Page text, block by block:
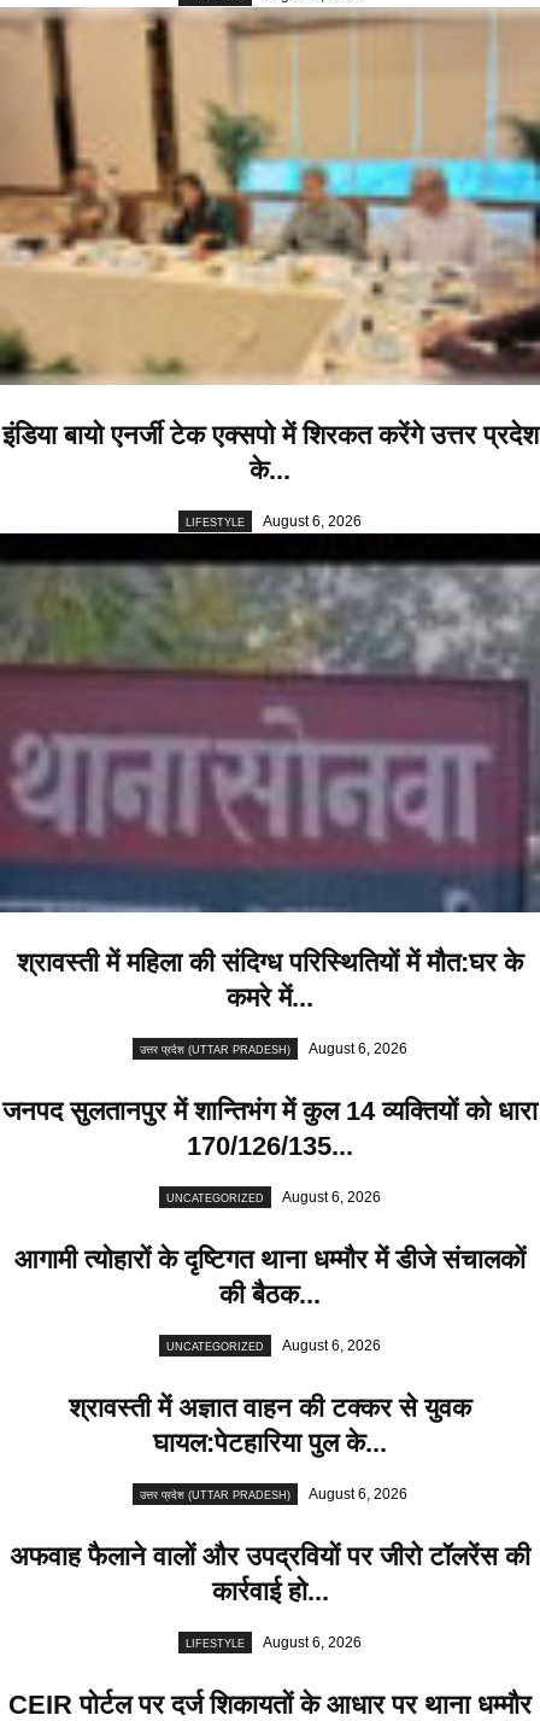
इंडिया बायो एनर्जी टेक एक्सपो में शिरकत करेंगे उत्तर प्रदेश
के...
LIFESTYLE August 6, 2026
श्रावस्ती में महिला की संदिग्ध परिस्थितियों में मौत:घर के
कमरे में...
उत्तर प्रदेश (UTTAR PRADESH) August 6, 2026
जनपद सुलतानपुर में शान्तिभंग में कुल 14 व्यक्तियों को धारा
170/126/135...
UNCATEGORIZED August 6, 2026
आगामी त्योहारों के दृष्टिगत थाना धम्मौर में डीजे संचालकों
की बैठक...
UNCATEGORIZED August 6, 2026
श्रावस्ती में अज्ञात वाहन की टक्कर से युवक
घायल:पेटहारिया पुल के...
उत्तर प्रदेश (UTTAR PRADESH) August 6, 2026
अफवाह फैलाने वालों और उपद्रवियों पर जीरो टॉलरेंस की
कार्रवाई हो...
LIFESTYLE August 6, 2026
CEIR पोर्टल पर दर्ज शिकायतों के आधार पर थाना धम्मौर